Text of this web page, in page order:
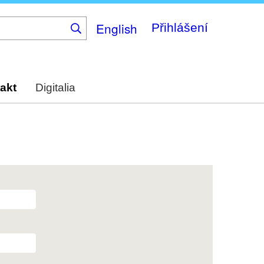
English Přihlášení
Digitalia